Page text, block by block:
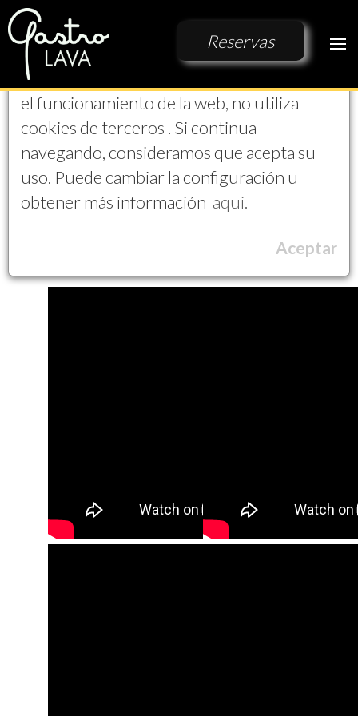
EL PROYECTO
VIDEOS
Reservas
Aviso de Cookies
Esta Web solo utiliza cookies propias para
el funcionamiento de la web, no utiliza
cookies de terceros . Si continua
navegando, consideramos que acepta su
uso. Puede cambiar la configuración u
obtener más información aqui.
Aceptar
Les presentamos una serie de videos que les muestra
lo que es GastroLAVA, tambien puede seguirnos en
nuestro canal de youtube: